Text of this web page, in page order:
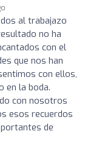
al trabajazo
no ha
con el
que nos han
con ellos,
en la boda.
con nosotros
esos recuerdos
de